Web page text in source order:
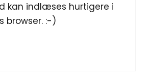
kan indlæses hurtigere i
browser. :-)